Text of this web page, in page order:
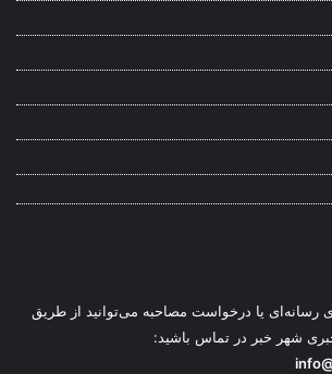
رسانه‌ای یا درخواست مصاحبه می‌توانید از طریق
شهر خبر در تماس باشید: